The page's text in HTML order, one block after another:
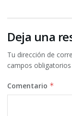
Deja una
Tu dirección de
campos
Comentario *